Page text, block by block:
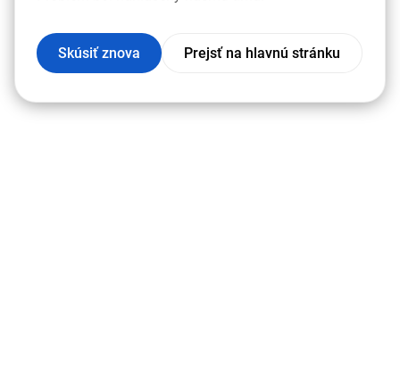
Skúsiť znova Prejsť na hlavnú stránku